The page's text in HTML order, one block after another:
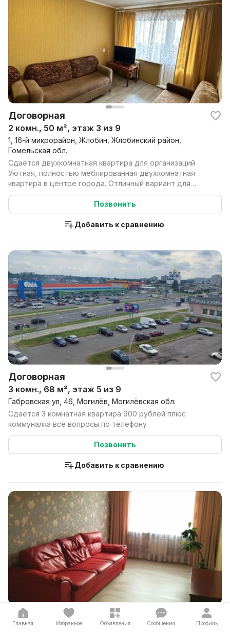
Договорная
2 комн., 50 м², этаж 3 из 9
1, 16-й микрорайон, Жлобин, Жлобинский район,
Гомельская обл.
Сдаётся двухкомнатная квартира для организаций
Уютная, полностью меблированная двухкомнатная
квартира в центре города. Отличный вариант для
сотруднико...
Позвонить
Добавить к сравнению
Договорная
3 комн., 68 м², этаж 5 из 9
Габровская ул, 46, Могилёв, Могилёвская обл.
Сдаётся 3 комнатная квартира 900 рублей плюс
коммуналка все вопросы по телефону
Позвонить
Добавить к сравнению
1 029 р. / мес.
Главная Избранное Объявления Сообщения Профиль